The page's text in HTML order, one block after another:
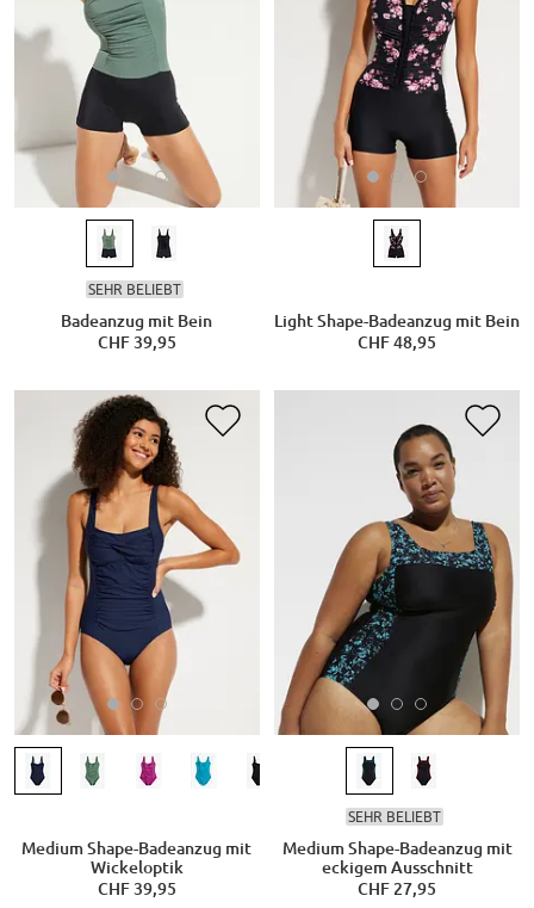
SEHR BELIEBT
Badeanzug mit Bein
CHF 39,95
Light Shape-Badeanzug mit Bein
CHF 48,95
Medium Shape-Badeanzug mit
Wickeloptik
CHF 39,95
SEHR BELIEBT
Medium Shape-Badeanzug mit
eckigem Ausschnitt
CHF 27,95